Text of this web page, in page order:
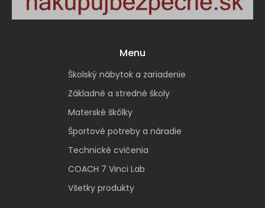
Menu
Školský nábytok a zariadenie
Základné a stredné školy
Materské škôlky
Športové potreby a náradie
Technické cvičenia
COACH 7 Vinci Lab
Všetky produkty